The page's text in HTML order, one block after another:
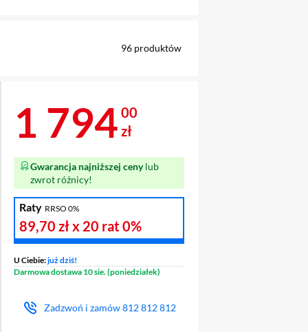
element 1 z 2
96 produktów
Cena 1 794 zł
1 794 00
zł
Gwarancja najniższej cenylub
zwrot różnicy!
Raty RRSO 0%
89,70 złx 20 rat0%
U Ciebie:już dziś!
Darmowa dostawa 10 sie. (poniedziałek)
Zadzwoń i zamów812 812 812